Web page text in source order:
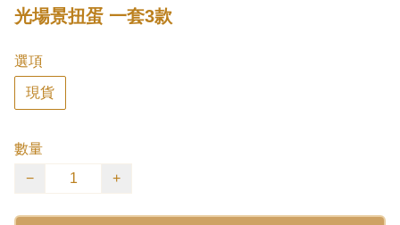
光場景扭蛋 一套3款
選項
現貨
數量
−
+